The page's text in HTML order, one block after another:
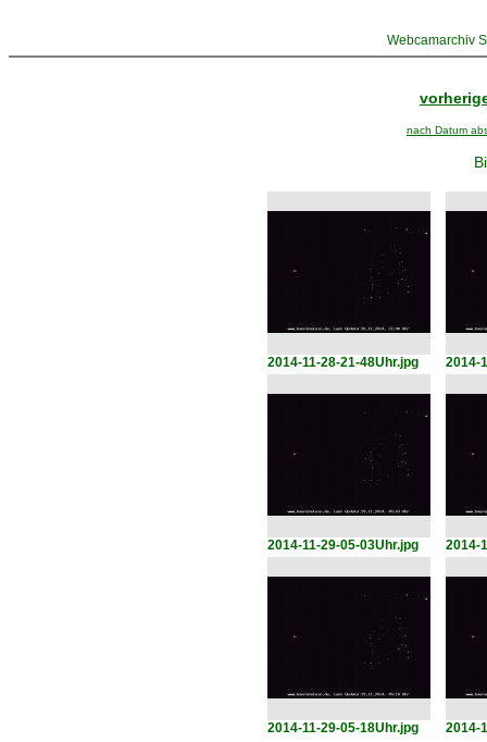
Webcamarchiv
nach Datum
2014-11-28-21-48Uhr.jpg 2014-
2014-11-29-05-03Uhr.jpg 2014-
2014-11-29-05-18Uhr.jpg 2014-